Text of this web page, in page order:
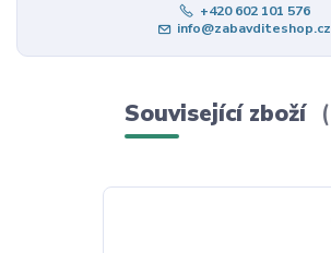
+420 602 101 576
info@zabavditeshop.cz
Související zboží